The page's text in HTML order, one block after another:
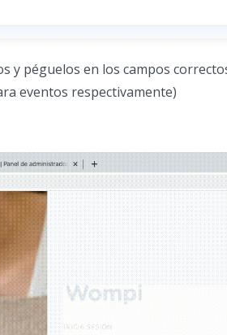
y péguelos en los campos
eventos respectivamente)